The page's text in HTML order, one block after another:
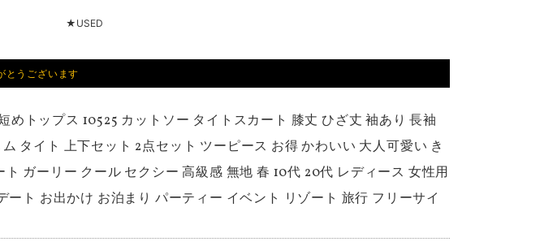
★USED
とうございます
めトップス 10525 カットソー タイトスカート 膝丈 ひざ丈 袖あり 長袖
タイト 上下セット 2点セット ツーピース お得 かわいい 大人可愛い き
ガーリー クール セクシー 高級感 無地 春 10代 20代 レディース 女性用
ート お出かけ お泊まり パーティー イベント リゾート 旅行 フリーサイ